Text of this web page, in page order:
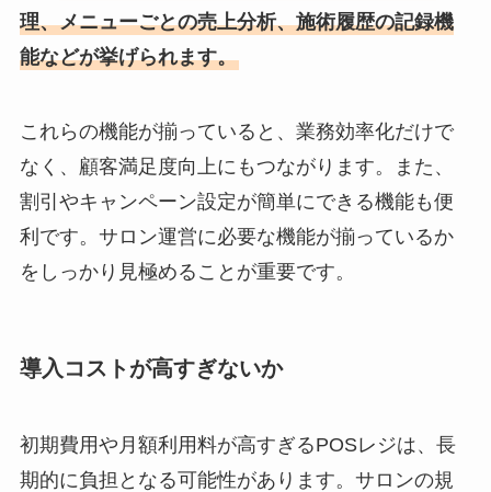
理、メニューごとの売上分析、施術履歴の記録機
能などが挙げられます。
これらの機能が揃っていると、業務効率化だけで
なく、顧客満足度向上にもつながります。また、
割引やキャンペーン設定が簡単にできる機能も便
利です。サロン運営に必要な機能が揃っているか
をしっかり見極めることが重要です。
導入コストが高すぎないか
初期費用や月額利用料が高すぎるPOSレジは、長
期的に負担となる可能性があります。サロンの規